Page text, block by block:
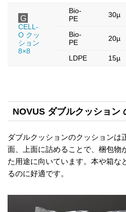
G
CELL-
O クッ
ション
8×8
Bio-
PE
30µ
Bio-
PE
20µ
LDPE 15µ
NOVUS ダブルクッション
ダブルクッションのクッションは
面、上面に詰めることで、梱包物
た用途に向いています。本や箱な
るのに好適です。